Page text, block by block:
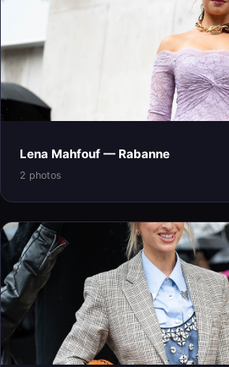
Lena Mahfouf — Rabanne
2 photos